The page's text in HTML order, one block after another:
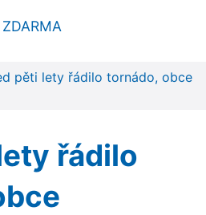
pěti lety řádilo tornádo, obce
řádilo